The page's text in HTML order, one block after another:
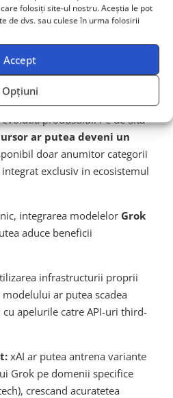
folosiți site-ul nostru. Aceștia le pot
de dvs. sau culese în urma folosirii
Accept
Opțiuni
de software, aceasta
intrebari legitime despre
Cursor a reactionat cu un
ingrijorare. Pe de o parte,
ale SpaceX/xAI ar
produsului. Pe de alta
ar putea deveni un
doar anumitor categorii
exclusiv in ecosistemul
integrarea modelelor Grok
aduce beneficii
infrastructurii proprii
ar putea scadea
apelurile catre API-uri third-
xAI ar putea antrena variante
Grok pe domenii specifice
crescand acuratetea